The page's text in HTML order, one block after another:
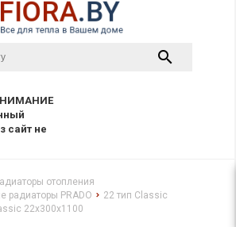
сайт не
отопления
радиаторы PRADO
22 тип Classic
22х300х1100